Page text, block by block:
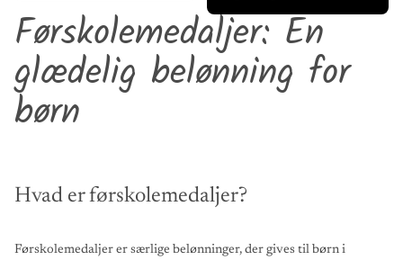
og
årstal
Førskolemedaljer: En
glædelig belønning for
børn
Hvad er førskolemedaljer?
Førskolemedaljer er særlige belønninger, der gives til børn i